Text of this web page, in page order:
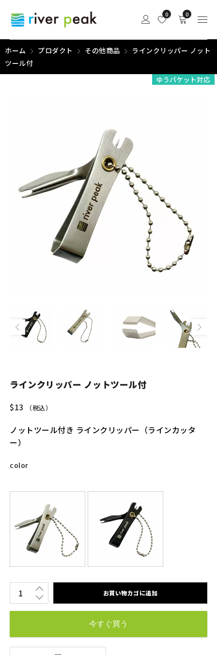
0
0
ホーム プロダクト その他商品
ラインクリッパー ノット
ツール付
ゆうパケット対応
ラインクリッパー ノットツール付
$13 （税込）
ノットツール付き ラインクリッパー（ラインカッタ
ー）
color
お買い物カゴに追加
今すぐ買う